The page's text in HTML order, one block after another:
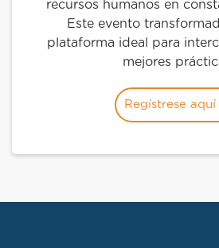
recursos humanos en
Este evento
plataforma ideal para
mejores
Regístrese aquí